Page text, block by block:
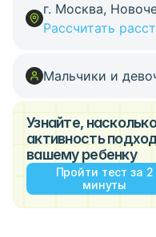
г. Москва,
Рассчитать
Мальчики и
Узнайте,
активность
вашему ребенку
Пройти тест за 2
минуты